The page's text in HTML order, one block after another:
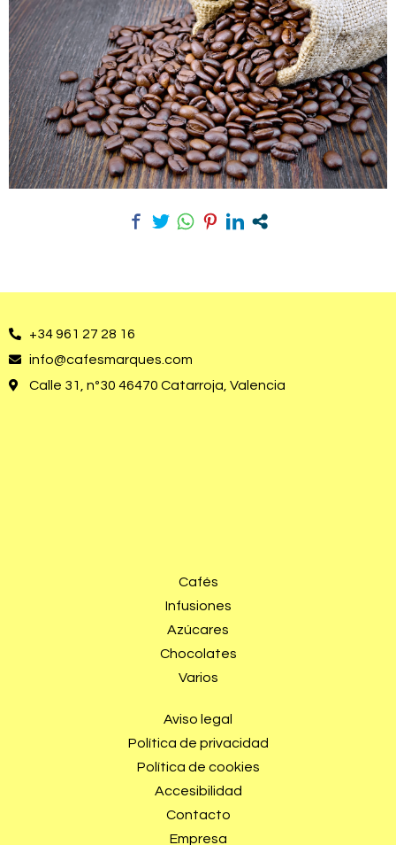
+34 961 27 28 16
info@cafesmarques.com
Calle 31, nº30 46470 Catarroja, Valencia
Cafés
Infusiones
Azúcares
Chocolates
Varios
Aviso legal
Política de privacidad
Política de cookies
Accesibilidad
Contacto
Empresa